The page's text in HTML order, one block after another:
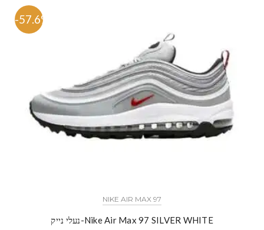
-57.6%
NIKE AIR MAX 97
נעלי נייק-Nike Air Max 97 SILVER WHITE